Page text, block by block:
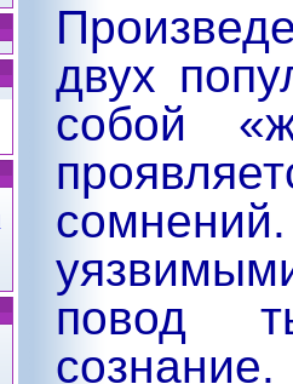
двух
собой
повод
сознание.